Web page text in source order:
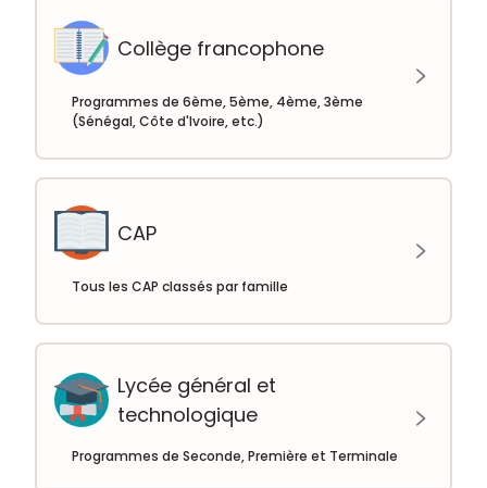
Collège francophone
Programmes de 6ème, 5ème, 4ème, 3ème
(Sénégal, Côte d'Ivoire, etc.)
CAP
Tous les CAP classés par famille
Lycée général et
technologique
Programmes de Seconde, Première et Terminale